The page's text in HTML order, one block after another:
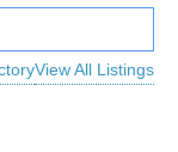
View All Listings